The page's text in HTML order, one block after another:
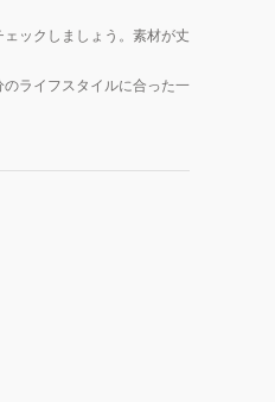
ックしましょう。素材が丈
のライフスタイルに合った一